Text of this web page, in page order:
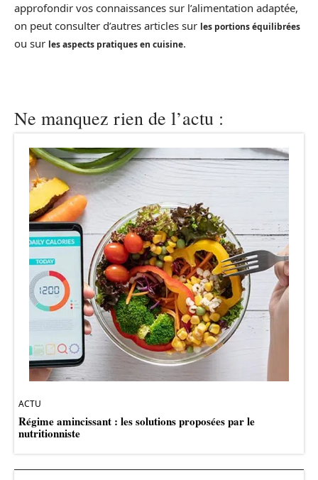
approfondir vos connaissances sur l’alimentation adaptée,
on peut consulter d’autres articles sur les portions équilibrées
ou sur les aspects pratiques en cuisine.
Ne manquez rien de l’actu :
ACTU
Régime amincissant : les solutions proposées par le
nutritionniste